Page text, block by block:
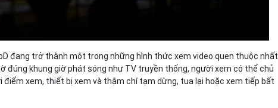
đang trở thành một trong những hình thức xem video quen thuộc nhất
đúng khung giờ phát sóng như TV truyền thống, người xem có thể chủ
điểm xem, thiết bị xem và thậm chí tạm dừng, tua lại hoặc xem tiếp bất